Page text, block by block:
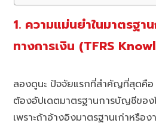
1. ความแม่นยำในมาตรฐา
ทางการเงิน (TFRS
ลองดูนะ ปัจจัยแรกที่สำคัญที่สุดคือ
ต้องอัปเดตมาตรฐานการบัญชีของ
เพราะถ้าอ้างอิงมาตรฐานเก่าหรื